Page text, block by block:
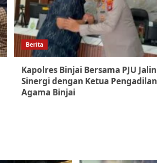
Berita
Kapolres Binjai Bersama PJU Jalin
Sinergi dengan Ketua Pengadilan
Agama Binjai